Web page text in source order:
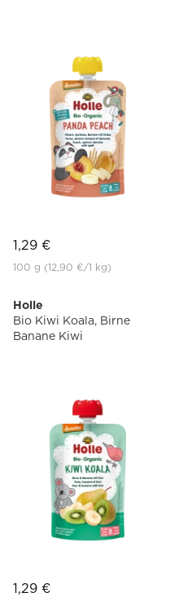
1,29 €
100 g (12,90 €/1 kg)
Holle
Bio Kiwi Koala, Birne
Banane Kiwi
1,29 €